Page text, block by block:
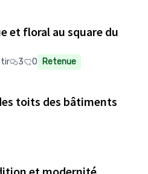
et floral au square du
tir 3 0 Retenue
toits des bâtiments